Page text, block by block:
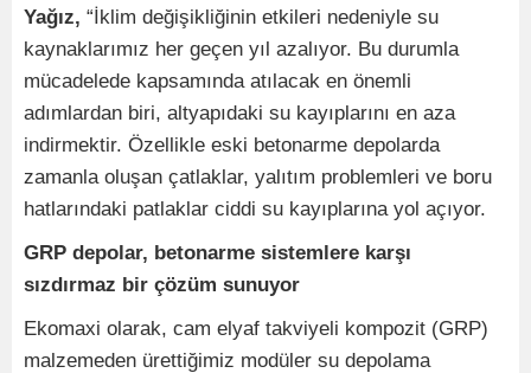
Yağız, “İklim değişikliğinin etkileri nedeniyle su
kaynaklarımız her geçen yıl azalıyor. Bu durumla
mücadelede kapsamında atılacak en önemli
adımlardan biri, altyapıdaki su kayıplarını en aza
indirmektir. Özellikle eski betonarme depolarda
zamanla oluşan çatlaklar, yalıtım problemleri ve boru
hatlarındaki patlaklar ciddi su kayıplarına yol açıyor.
GRP depolar, betonarme sistemlere karşı
sızdırmaz bir çözüm sunuyor
Ekomaxi olarak, cam elyaf takviyeli kompozit (GRP)
malzemeden ürettiğimiz modüler su depolama